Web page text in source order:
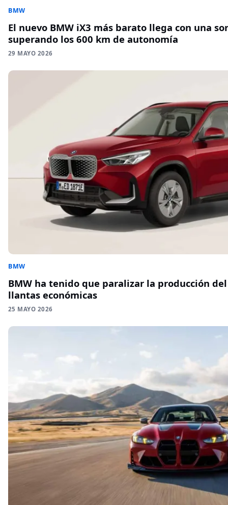
BMW
El nuevo BMW iX3 más barato llega con una
superando los 600 km de autonomía
29 MAYO 2026
BMW
BMW ha tenido que paralizar la producción
llantas económicas
25 MAYO 2026